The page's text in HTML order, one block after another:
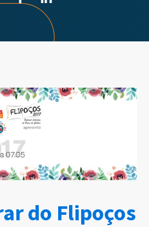
do Flipoços